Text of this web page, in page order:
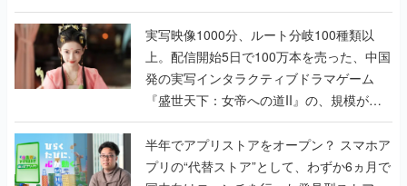
発の実写インタラクティブドラマゲーム
『盛世天下：女帝への道II』の、規模が違
うこだわりをプロデューサーに聞いた
半年でアプリストアをオープン？ スマホア
プリの“代替ストア”として、わずか6ヵ月で
国内向けローンチを行った発見型ストア
『あっぷアリーナ！』仕掛け人に話を聞い
てみた
インタビューの記事一覧